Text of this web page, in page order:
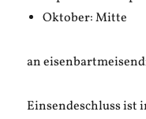
Oktober: Mitte
an
Einsendeschluss ist